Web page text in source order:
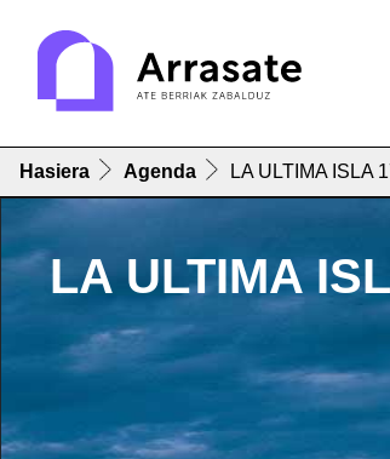
Hasiera Agenda LA ULTIMA ISLA
LA ULTIMA